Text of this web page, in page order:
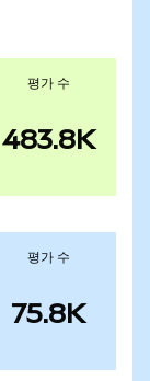
평가 수
483.8K
평가 수
75.8K